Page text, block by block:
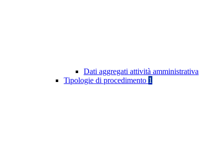
Dati aggregati attività amministrativa
Tipologie di procedimento 1